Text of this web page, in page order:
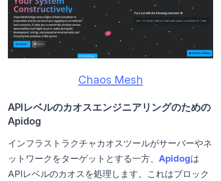
Chaos Mesh
APIレベルのカオスエンジニアリングのための
Apidog
インフラストラクチャカオスツールがサーバーやネ
ットワークをターゲットとする一方、 Apidogは
APIレベルのカオスを処理します。これはブロック